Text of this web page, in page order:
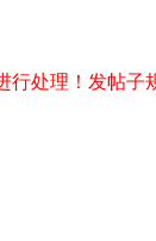
处理！发帖